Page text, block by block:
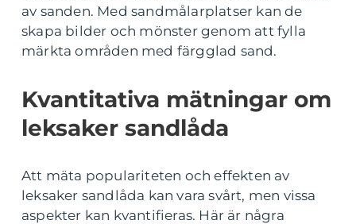
av sanden. Med sandmålarplatser kan de
skapa bilder och mönster genom att fylla
märkta områden med färgglad sand.
Kvantitativa mätningar om
leksaker sandlåda
Att mäta populariteten och effekten av
leksaker sandlåda kan vara svårt, men vissa
aspekter kan kvantifieras. Här är några